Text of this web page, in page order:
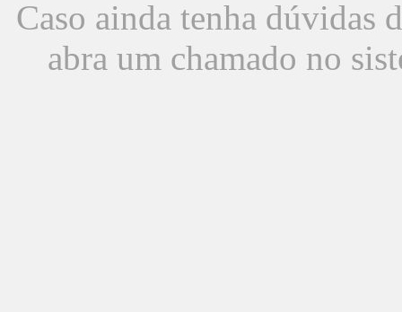
Caso ainda tenha dúvidas
abra um chamado no